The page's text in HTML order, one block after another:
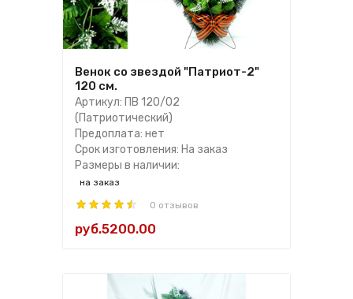
Венок со звездой "Патриот-2"
120 см.
Артикул: ПВ 120/02
(Патриотический)
Предоплата: нет
Срок изготовления: На заказ
Размеры в наличии:
на заказ
0 отзывов
руб.5200.00